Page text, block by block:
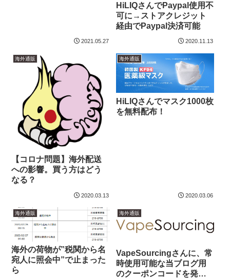
2021.05.27
HiLIQさんでPaypal使用不
可に→ストアクレジット
経由でPaypal決済可能
2020.11.13
海外通販
【コロナ問題】海外配送
への影響。買う方はどう
なる？
2020.03.13
海外通販
HiLIQさんでマスク1000枚
を無料配布！
2020.03.06
海外通販
海外の荷物が”税関から名
宛人に照会中”で止まった
ら
海外通販
VapeSourcingさんに、常
時使用可能な当ブログ用
のクーポンコードを発行